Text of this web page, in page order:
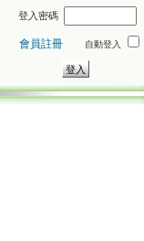
登入密碼
會員註冊 自動登入